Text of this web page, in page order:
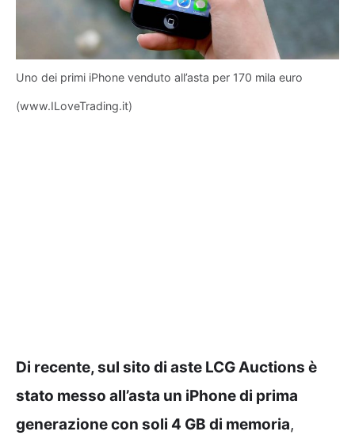
Uno dei primi iPhone venduto all’asta per 170 mila euro
(www.ILoveTrading.it)
Di recente, sul sito di aste LCG Auctions è
stato messo all’asta un iPhone di prima
generazione con soli 4 GB di memoria,